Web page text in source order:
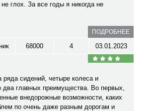
глох. За все годы я никогда не
ПОДРОБНЕЕ
68000 4 03.01.2023
сидений, четыре колеса и
два главных преимущества. Во первых,
внедорожные возможности, каких
по очень даже разным дорогам и